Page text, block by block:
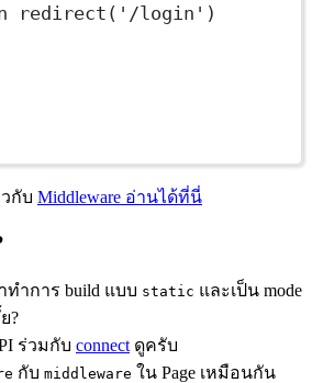
redirect ( '/login' )
กับ Middleware อ่านได้ที่นี่
ทำการ build แบบ static และเป็น mode
?
ร่วมกับ connect ดูครับ
กับ middleware ใน Page เหมือนกัน